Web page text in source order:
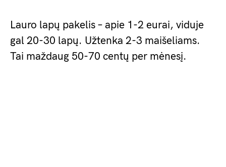
Lauro lapų pakelis – apie 1-2 eurai, viduje
gal 20-30 lapų. Užtenka 2-3 maišeliams.
Tai maždaug 50-70 centų per mėnesį.